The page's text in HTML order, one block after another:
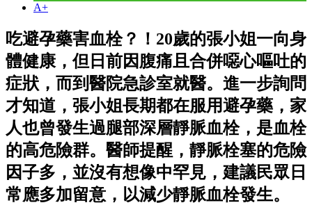
A+
吃避孕藥害血栓？！20歲的張小姐一向身
體健康，但日前因腹痛且合併噁心嘔吐的
症狀，而到醫院急診室就醫。進一步詢問
才知道，張小姐長期都在服用避孕藥，家
人也曾發生過腿部深層靜脈血栓，是血栓
的高危險群。醫師提醒，靜脈栓塞的危險
因子多，並沒有想像中罕見，建議民眾日
常應多加留意，以減少靜脈血栓發生。